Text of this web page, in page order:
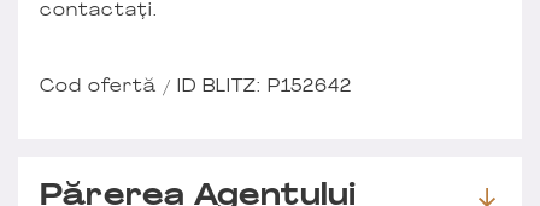
contactați.
Cod ofertă / ID BLITZ: P152642
Părerea Agentului